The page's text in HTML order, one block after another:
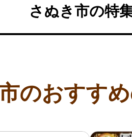
ご質問さぬき市の特
のおすす